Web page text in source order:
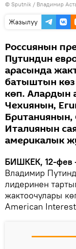
© Sputnik / Владимир
Жазылуу
Россиянын
Путиндин
арасында
батыштын
көп. Алардын
Чехиянын,
Италиянын
америкалык
БИШКЕК, 12-фев
Владимир
лидеринен
жактоочулары
American